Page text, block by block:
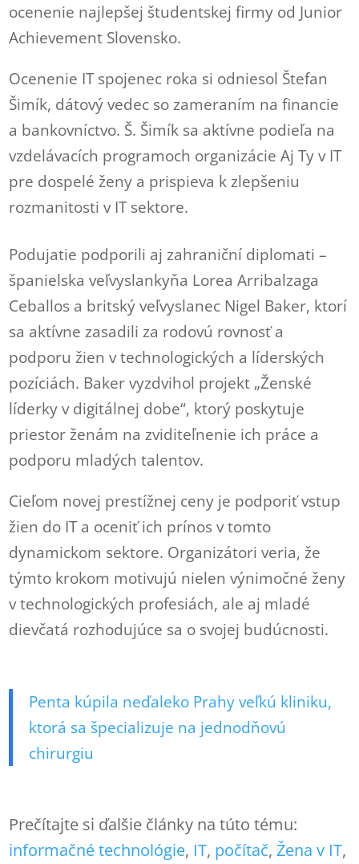
ocenenie najlepšej študentskej firmy od Junior
Achievement Slovensko.
Ocenenie IT spojenec roka si odniesol Štefan
Šimík, dátový vedec so zameraním na financie
a bankovníctvo. Š. Šimík sa aktívne podieľa na
vzdelávacích programoch organizácie Aj Ty v IT
pre dospelé ženy a prispieva k zlepšeniu
rozmanitosti v IT sektore.
Podujatie podporili aj zahraniční diplomati –
španielska veľvyslankyňa Lorea Arribalzaga
Ceballos a britský veľvyslanec Nigel Baker, ktorí
sa aktívne zasadili za rodovú rovnosť a
podporu žien v technologických a líderských
pozíciách. Baker vyzdvihol projekt „Ženské
líderky v digitálnej dobe“, ktorý poskytuje
priestor ženám na zviditeľnenie ich práce a
podporu mladých talentov.
Cieľom novej prestížnej ceny je podporiť vstup
žien do IT a oceniť ich prínos v tomto
dynamickom sektore. Organizátori veria, že
týmto krokom motivujú nielen výnimočné ženy
v technologických profesiách, ale aj mladé
dievčatá rozhodujúce sa o svojej budúcnosti.
Penta kúpila neďaleko Prahy veľkú kliniku,
ktorá sa špecializuje na jednodňovú
chirurgiu
Prečítajte si ďalšie články na túto tému:
informačné technológie, IT, počítač, Žena v IT